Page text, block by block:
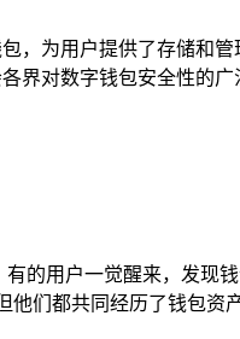
，为用户提供了存储和
对数字钱包安全性的
的用户一觉醒来，发现
们都共同经历了钱包资